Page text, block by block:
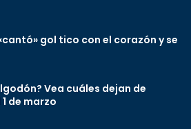
gol tico con el corazón y se
Vea cuáles dejan de
de marzo